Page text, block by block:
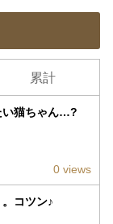
累計
い猫ちゃん…?
0 views
コツン♪